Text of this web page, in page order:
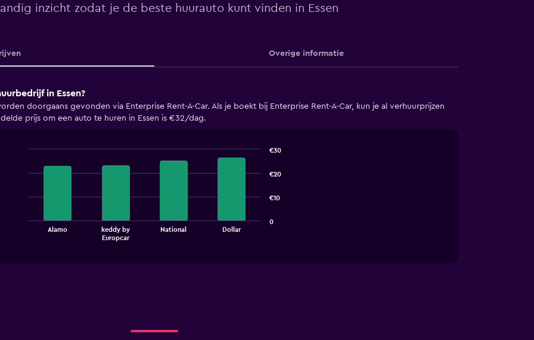
inzicht zodat je de beste huurauto kunt vinden in Essen
Overige informatie
in Essen?
doorgaans gevonden via Enterprise Rent-A-Car. Als je boekt bij Enterprise Rent-A-Car, kun je al verhuurprijzen
prijs om een auto te huren in Essen is €32/dag.
bars.
The
graphic.
Alamo
keddy by
Europcar
National Dollar
0
€10
€20
€30